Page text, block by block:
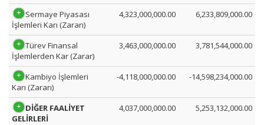
Sermaye Piyasası
İşlemleri Karı (Zararı)
4,323,000,000.00 6,233,809,000.00
Türev Finansal
İşlemlerden Kar (Zarar)
3,463,000,000.00 3,781,544,000.00
Kambiyo İşlemleri
Karı (Zararı)
-4,118,000,000.00 -14,598,234,000.00
DİĞER FAALİYET
GELİRLERİ
4,037,000,000.00 5,253,132,000.00